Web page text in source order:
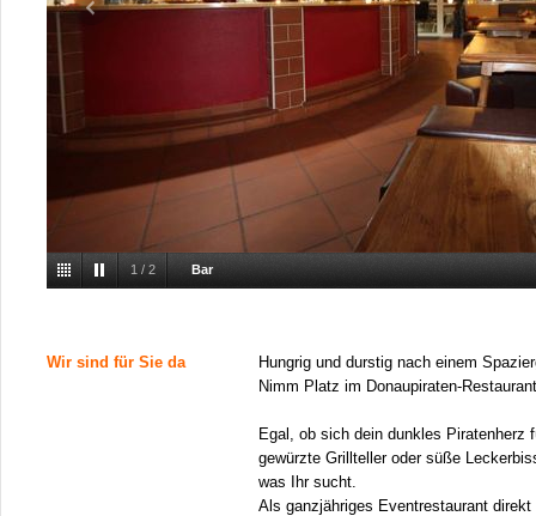
1 / 2 Bar
Wir sind für Sie da
Hungrig und durstig nach einem
Nimm Platz im Donaupiraten-
Egal, ob sich dein dunkles Piratenherz
gewürzte Grillteller oder süße
was Ihr sucht.
Als ganzjähriges Eventrestaurant